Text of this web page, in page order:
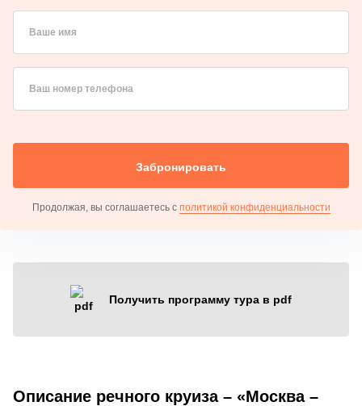
Ваше имя
Ваш номер телефона
Забронировать
Продолжая, вы соглашаетесь с политикой конфиденциальности
Получить программу тура в pdf
Описание речного круиза – «Москва –